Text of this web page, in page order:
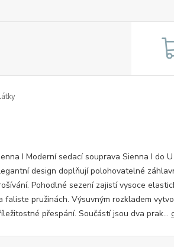
I Moderní sedací souprava Sienna I do
design doplňují polohovatelné
Pohodlné sezení zajistí vysoce
faliste pružinách. Výsuvným rozkladem
přespání. Součástí jsou dva prak...